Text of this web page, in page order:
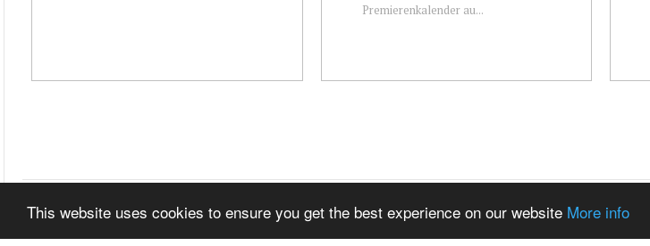
This website uses cookies to ensure you get the best experience on our website More info
Premierenkalender au...